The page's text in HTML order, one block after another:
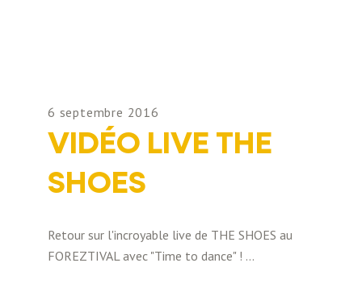
6 septembre 2016
VIDÉO LIVE THE
SHOES
Retour sur l'incroyable live de THE SHOES au
FOREZTIVAL avec "Time to dance" !